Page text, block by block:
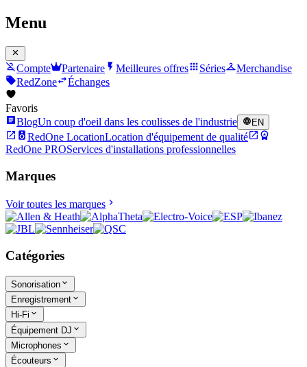
Menu
Compte Partenaire Meilleures offres Séries
Merchandise
RedZone
Échanges
Favoris
BlogUn coup d'oeil dans les coulisses de l'industrie EN
RedOne LocationLocation d'équipement de qualité
RedOne PROServices d'installations professionnelles
Marques
Voir toutes les marques
Catégories
Sonorisation
Enregistrement
Hi-Fi
Équipement DJ
Microphones
Écouteurs